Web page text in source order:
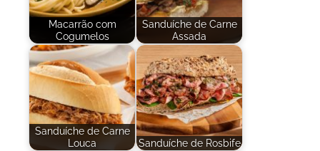
Macarrão com
Cogumelos
Sanduíche de Carne
Assada
Sanduíche de Carne
Louca
Sanduíche de Rosbife